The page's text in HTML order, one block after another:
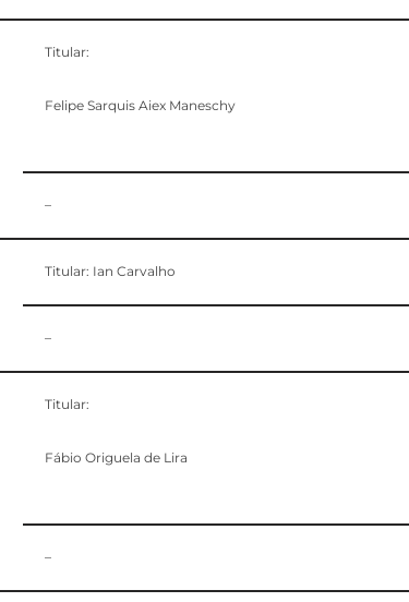
Titular:
Felipe Sarquis Aiex Maneschy
–
Titular: Ian Carvalho
–
Titular:
Fábio Origuela de Lira
–